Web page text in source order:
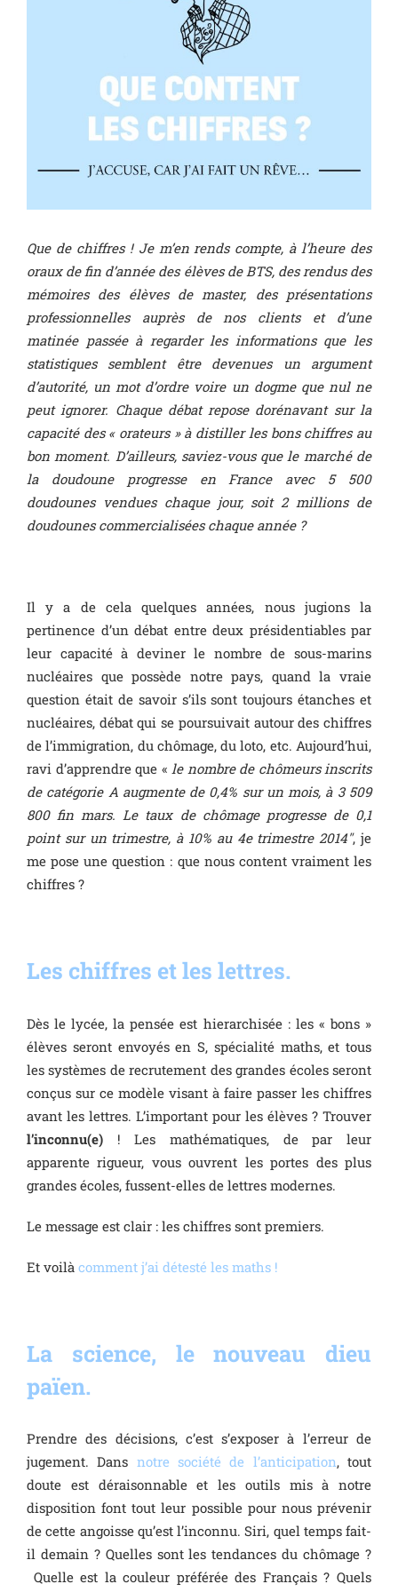
Que de chiffres ! Je m’en rends compte, à l’heure des
oraux de fin d’année des élèves de BTS, des rendus des
mémoires des élèves de master, des présentations
professionnelles auprès de nos clients et d’une
matinée passée à regarder les informations que les
statistiques semblent être devenues un argument
d’autorité, un mot d’ordre voire un dogme que nul ne
peut ignorer. Chaque débat repose dorénavant sur la
capacité des « orateurs » à distiller les bons chiffres au
bon moment. D’ailleurs, saviez-vous que le marché de
la doudoune progresse en France avec 5 500
doudounes vendues chaque jour, soit 2 millions de
doudounes commercialisées chaque année ?
Il y a de cela quelques années, nous jugions la
pertinence d’un débat entre deux présidentiables par
leur capacité à deviner le nombre de sous-marins
nucléaires que possède notre pays, quand la vraie
question était de savoir s’ils sont toujours étanches et
nucléaires, débat qui se poursuivait autour des chiffres
de l’immigration, du chômage, du loto, etc. Aujourd’hui,
ravi d’apprendre que « le nombre de chômeurs inscrits
de catégorie A augmente de 0,4% sur un mois, à 3 509
800 fin mars. Le taux de chômage progresse de 0,1
point sur un trimestre, à 10% au 4e trimestre 2014″, je
me pose une question : que nous content vraiment les
chiffres ?
Les chiffres et les lettres.
Dès le lycée, la pensée est hierarchisée : les « bons »
élèves seront envoyés en S, spécialité maths, et tous
les systèmes de recrutement des grandes écoles seront
conçus sur ce modèle visant à faire passer les chiffres
avant les lettres. L’important pour les élèves ? Trouver
l’inconnu(e) ! Les mathématiques, de par leur
apparente rigueur, vous ouvrent les portes des plus
grandes écoles, fussent-elles de lettres modernes.
Le message est clair : les chiffres sont premiers.
Et voilà comment j’ai détesté les maths !
La science, le nouveau dieu
païen.
Prendre des décisions, c’est s’exposer à l’erreur de
jugement. Dans notre société de l’anticipation, tout
doute est déraisonnable et les outils mis à notre
disposition font tout leur possible pour nous prévenir
de cette angoisse qu’est l’inconnu. Siri, quel temps fait-
il demain ? Quelles sont les tendances du chômage ?
Quelle est la couleur préférée des Français ? Quels